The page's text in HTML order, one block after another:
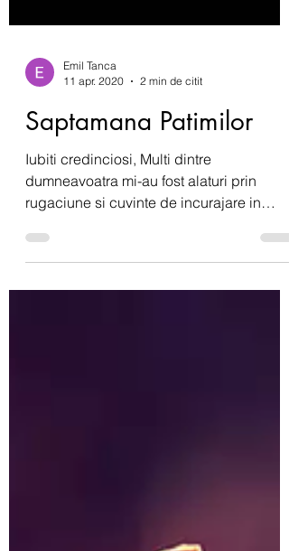
Emil Tanca
11 apr. 2020
2 min de citit
Saptamana Patimilor
Iubiti credinciosi, Multi dintre
rugaciune si cuvinte de incurajare in